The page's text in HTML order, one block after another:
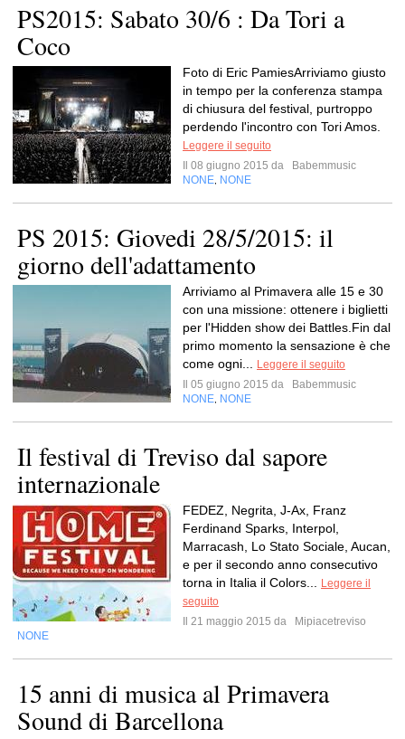
PS2015: Sabato 30/6 : Da Tori a
Coco
Foto di Eric PamiesArriviamo giusto
in tempo per la conferenza stampa
di chiusura del festival, purtroppo
perdendo l'incontro con Tori Amos.
Leggere il seguito
Il 08 giugno 2015 da
Babemmusic
NONE NONE
PS 2015: Giovedi 28/5/2015: il
giorno dell'adattamento
Arriviamo al Primavera alle 15 e 30
con una missione: ottenere i biglietti
per l'Hidden show dei Battles.Fin dal
primo momento la sensazione è che
come ogni...
Leggere il seguito
Il 05 giugno 2015 da
Babemmusic
NONE NONE
Il festival di Treviso dal sapore
internazionale
FEDEZ, Negrita, J-Ax, Franz
Ferdinand Sparks, Interpol,
Marracash, Lo Stato Sociale, Aucan,
e per il secondo anno consecutivo
torna in Italia il Colors...
Leggere il
seguito
Il 21 maggio 2015 da
Mipiacetreviso
NONE
15 anni di musica al Primavera
Sound di Barcellona